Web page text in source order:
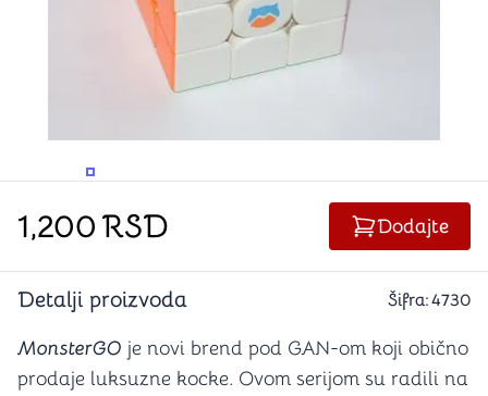
PROMENITE UGAO GLEDANJAPROMENITE UGAO GLEDANJA
1,200RSD Dodajte
Detalji proizvoda Šifra:4730
MonsterGO je novi brend pod GAN-om koji obično
prodaje luksuzne kocke. Ovom serijom su radili na